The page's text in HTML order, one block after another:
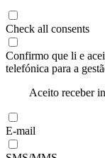
Check all consents
Confirmo que li e
telefónica para a
Aceito receber
E-mail